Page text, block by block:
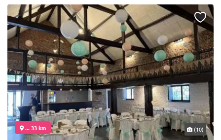
... 33 km (10)